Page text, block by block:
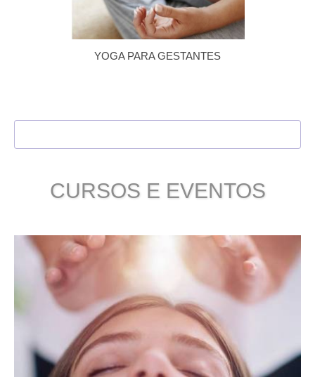
YOGA PARA GESTANTES
CURSOS E EVENTOS